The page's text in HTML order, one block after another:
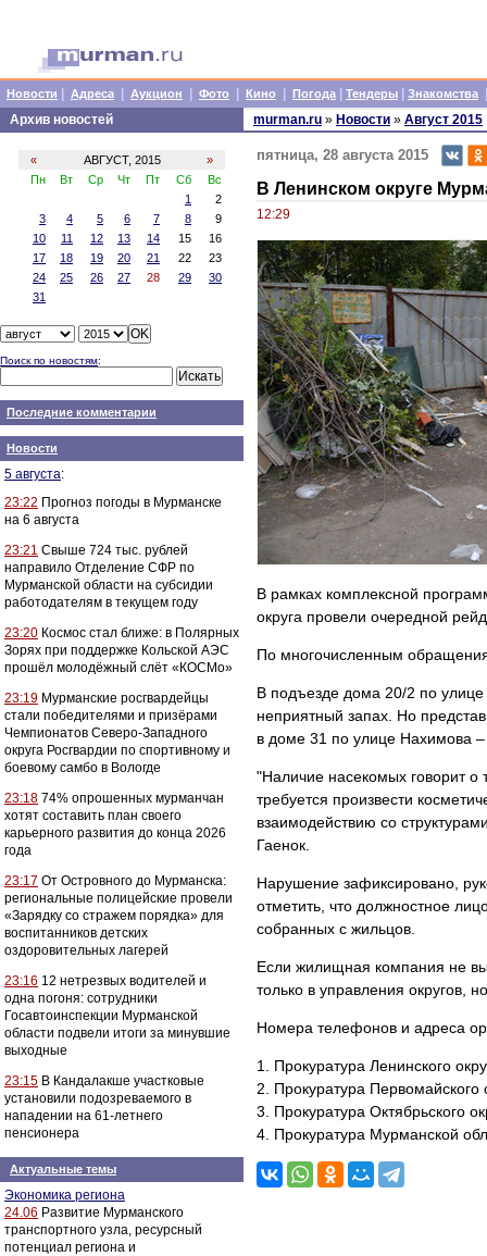
Новости Адреса Аукцион Фото Кино Погода Тендеры Знакомства
Архив новостей
« АВГУСТ, 2015
»
Пн
Вт Ср Чт Пт Сб
Вс
1
2
3
4 5 6 7 8
9
10
11 12 13 14 15
16
17
18 19 20 21 22
23
24
25 26 27 28 29
30
31
Поиск по новостям:
Последние комментарии
Новости
5 августа:
23:22 Прогноз погоды в Мурманске
на 6 августа
23:21 Свыше 724 тыс. рублей
направило Отделение СФР по
Мурманской области на субсидии
работодателям в текущем году
23:20 Космос стал ближе: в Полярных
Зорях при поддержке Кольской АЭС
прошёл молодёжный слёт «КОСМо»
23:19 Мурманские росгвардейцы
стали победителями и призёрами
Чемпионатов Северо-Западного
округа Росгвардии по спортивному и
боевому самбо в Вологде
23:18 74% опрошенных мурманчан
хотят составить план своего
карьерного развития до конца 2026
года
23:17 От Островного до Мурманска:
региональные полицейские провели
«Зарядку со стражем порядка» для
воспитанников детских
оздоровительных лагерей
23:16 12 нетрезвых водителей и
одна погоня: сотрудники
Госавтоинспекции Мурманской
области подвели итоги за минувшие
выходные
23:15 В Кандалакше участковые
установили подозреваемого в
нападении на 61-летнего
пенсионера
Актуальные темы
Экономика региона
24.06 Развитие Мурманского
транспортного узла, ресурсный
потенциал региона и
murman.ru » Новости » Август 2015
пятница, 28 августа 2015
В Ленинском округе
12:29
В рамках комплексной
округа провели очередной
По многочисленным
В подъезде дома 20/2 по
неприятный запах. Но
в доме 31 по улице Нахимова –
"Наличие насекомых говорит о
требуется произвести
взаимодействию со
Гаенок.
Нарушение зафиксировано,
отметить, что должностное
собранных с жильцов.
Если жилищная компания не
только в управления округов,
Номера телефонов и адреса
1. Прокуратура Ленинского
2. Прокуратура Первомайского
3. Прокуратура Октябрьского
4. Прокуратура Мурманской